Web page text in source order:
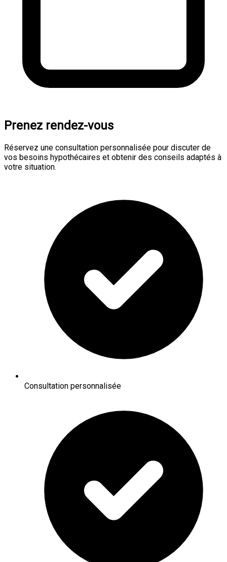
Prenez rendez-vous
Réservez une consultation personnalisée pour discuter de
vos besoins hypothécaires et obtenir des conseils adaptés à
votre situation.
Consultation personnalisée